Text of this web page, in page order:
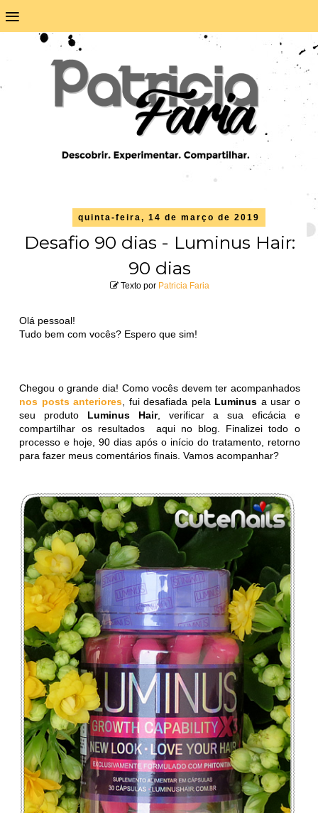
≡
quinta-feira, 14 de março de 2019
Desafio 90 dias - Luminus Hair:
90 dias
Texto por Patricia Faria
Olá pessoal!
Tudo bem com vocês? Espero que sim!
Chegou o grande dia! Como vocês devem ter acompanhados
nos posts anteriores , fui desafiada pela Luminus a usar o
seu produto Luminus Hair, verificar a sua eficácia e
compartilhar os resultados aqui no blog. Finalizei todo o
processo e hoje, 90 dias após o início do tratamento, retorno
para fazer meus comentários finais. Vamos acompanhar?